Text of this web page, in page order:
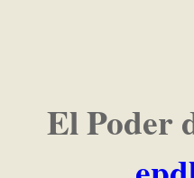
El Poder